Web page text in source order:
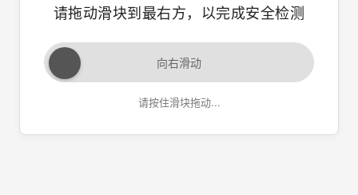
请拖动滑块到最右方，以完成安全检测
向右滑动
请按住滑块拖动...